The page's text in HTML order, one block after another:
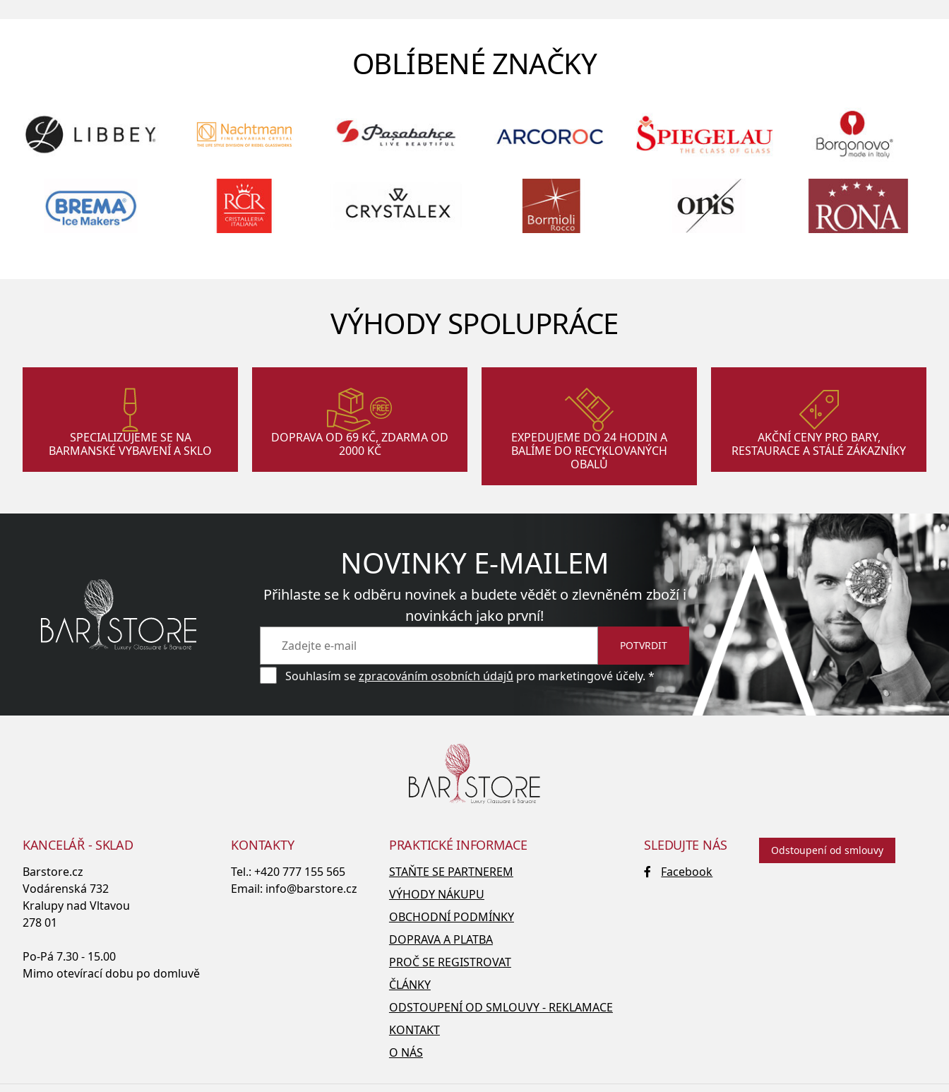
OBLÍBENÉ ZNAČKY
VÝHODY SPOLUPRÁCE
SPECIALIZUJEME SE NA
BARMANSKÉ VYBAVENÍ A SKLO
DOPRAVA OD 69 KČ, ZDARMA OD
2000 KČ
EXPEDUJEME DO 24 HODIN A
BALÍME DO RECYKLOVANÝCH
OBALŮ
AKČNÍ CENY PRO BARY,
RESTAURACE A STÁLÉ ZÁKAZNÍKY
NOVINKY E-MAILEM
Přihlaste se k odběru novinek a budete vědět o zlevněném zboží i
novinkách jako první!
POTVRDIT
Souhlasím sezpracováním osobních údajů pro marketingové účely. *
KANCELÁŘ - SKLAD
Barstore.cz
Vodárenská 732
Kralupy nad Vltavou
278 01
Po-Pá 7.30 - 15.00
Mimo otevírací dobu po domluvě
KONTAKTY
Tel.:+420 777 155 565
Email: info@barstore.cz
PRAKTICKÉ INFORMACE
STAŇTE SE PARTNEREM
VÝHODY NÁKUPU
OBCHODNÍ PODMÍNKY
DOPRAVA A PLATBA
PROČ SE REGISTROVAT
ČLÁNKY
ODSTOUPENÍ OD SMLOUVY - REKLAMACE
KONTAKT
O NÁS
SLEDUJTE NÁS
Facebook
Odstoupení od smlouvy